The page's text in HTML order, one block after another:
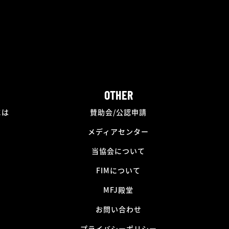
OTHER
賛助会/公認申請
メディアセンター
当協会について
FIMについて
MFJ殿堂
お問い合わせ